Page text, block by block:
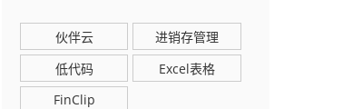
伙伴云
进销存管理
低代码
Excel表格
FinClip